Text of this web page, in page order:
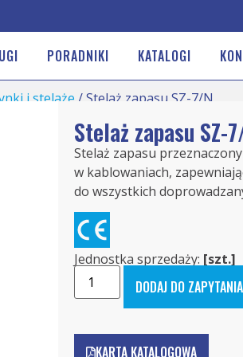
PORADNIKI KATALOGI
i stelaże / Stelaż zapasu SZ-7/N
Stelaż zapasu SZ-
Stelaż zapasu
w kablowaniach,
do wszystkich
Jednostka sprzedaży: [szt.]
DODAJ DO
KARTA KATALOGOWA